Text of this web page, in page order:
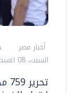
أخبار مصر
السبت، 08 اغسطس 2026 08:58 ص